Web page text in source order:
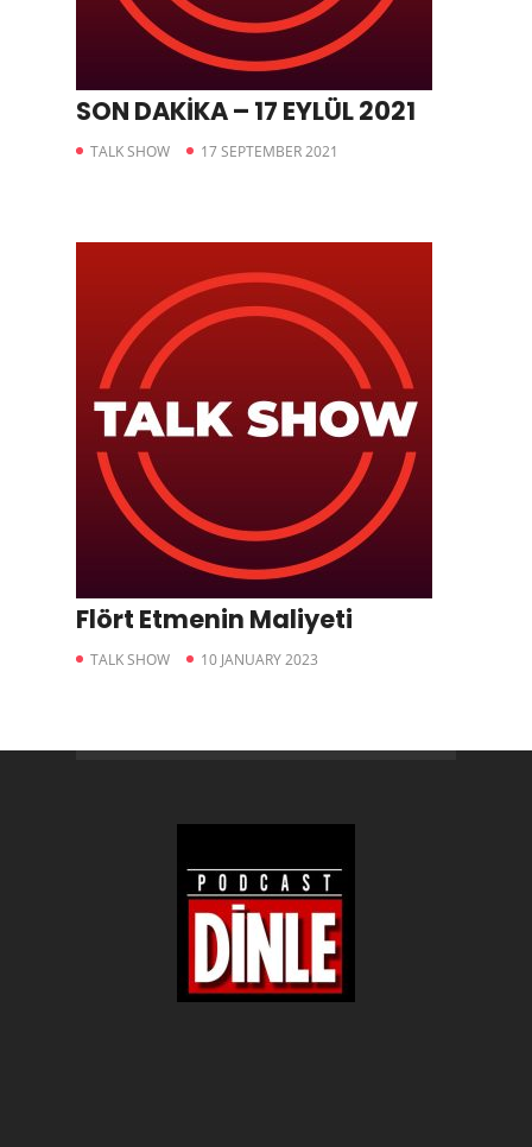
SON DAKİKA – 17 EYLÜL 2021
TALK SHOW 17 SEPTEMBER 2021
Flört Etmenin Maliyeti
TALK SHOW 10 JANUARY 2023